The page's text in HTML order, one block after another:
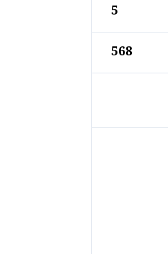
5
568